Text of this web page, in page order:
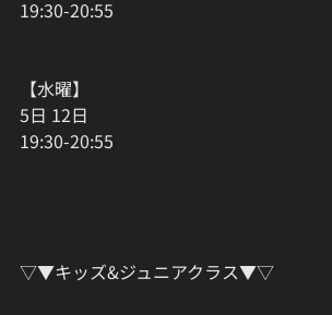
19:30-20:55
【水曜】
5日 12日
19:30-20:55
▽▼キッズ&ジュニアクラス▼▽